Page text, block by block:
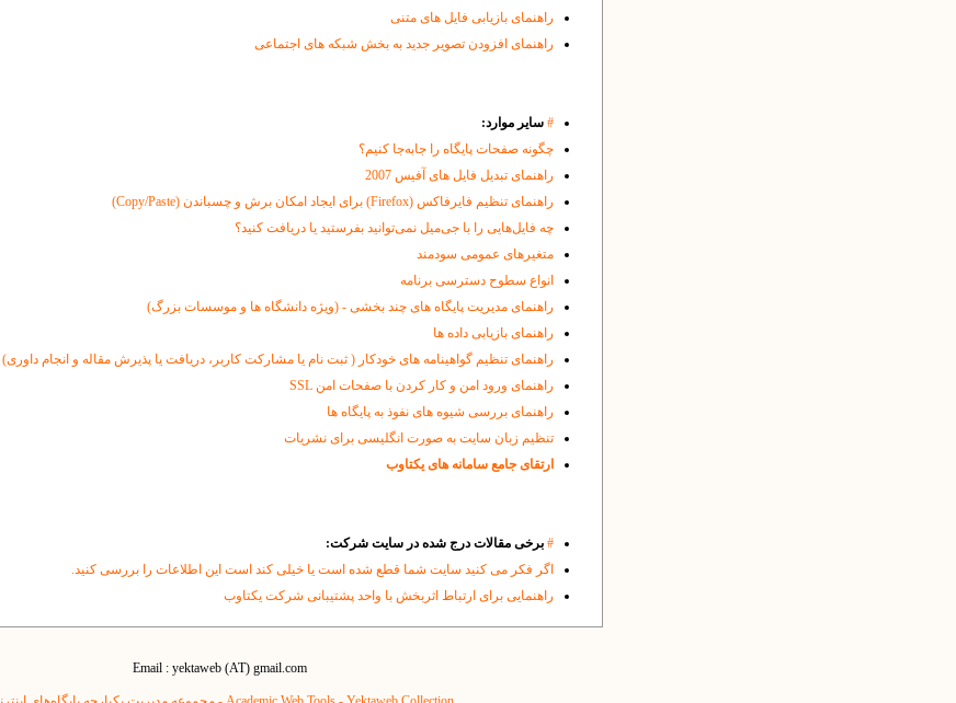
راهنمای بازیابی فایل های متنی
راهنمای افزودن تصویر جدید به بخش شبکه های اجتماعی
# سایر موارد:
چگونه صفحات پایگاه را جابه‌جا کنیم؟
راهنمای تبدیل فایل های آفیس 2007
راهنمای تنظیم فایرفاکس (Firefox) برای ایجاد امکان برش و چسباندن (Copy/Paste)
چه فایل‌هایی را با جی‌میل نمی‌توانید بفرستید یا دریافت کنید؟
متغیرهای عمومی سودمند
انواع سطوح دسترسی برنامه
راهنمای مدیریت پایگاه های چند بخشی - (ویژه دانشگاه ها و موسسات بزرگ)
راهنمای بازیابی داده ها
راهنمای تنظیم گواهینامه های خودکار ( ثبت نام یا مشارکت کاربر، دریافت یا پذیرش مقاله و انجام داوری)
راهنمای ورود امن و کار کردن با صفحات امن SSL
راهنمای بررسی شیوه های نفوذ به پایگاه ها
تنظیم زبان سایت به صورت انگلیسی برای نشریات
ارتقای جامع سامانه های یکتاوب
# برخی مقالات درج شده در سایت شرکت:
اگر فکر می کنید سایت شما قطع شده است یا خیلی کند است این اطلاعات را بررسی کنید.
راهنمایی برای ارتباط اثربخش با واحد پشتیبانی شرکت یکتاوب
Email : yektaweb (AT) gmail.com